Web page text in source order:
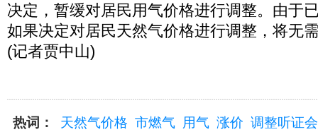
决定，暂缓对居民用气价格进行调整。由于
如果决定对居民天然气价格进行调整，将无
(记者贾中山)
热词： 天然气价格 市燃气 用气 涨价 调整听证会